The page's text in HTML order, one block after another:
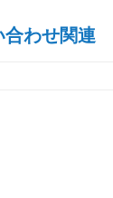
わせ関連